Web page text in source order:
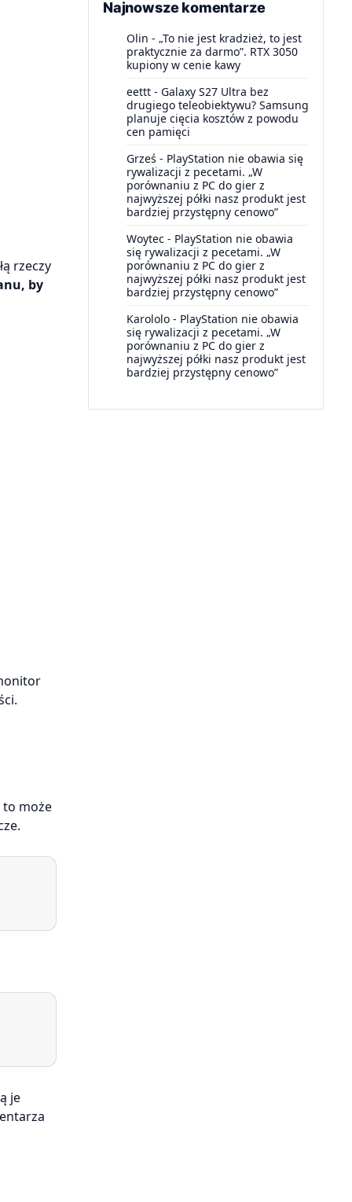
rzeczy
by
to może
je
Najnowsze komentarze
Olin - „To nie jest kradzież, to jest
praktycznie za darmo”. RTX 3050
kupiony w cenie kawy
eettt - Galaxy S27 Ultra bez
drugiego teleobiektywu? Samsung
planuje cięcia kosztów z powodu
cen pamięci
Grześ - PlayStation nie obawia się
rywalizacji z pecetami. „W
porównaniu z PC do gier z
najwyższej półki nasz produkt jest
bardziej przystępny cenowo”
Woytec - PlayStation nie obawia
się rywalizacji z pecetami. „W
porównaniu z PC do gier z
najwyższej półki nasz produkt jest
bardziej przystępny cenowo”
Karololo - PlayStation nie obawia
się rywalizacji z pecetami. „W
porównaniu z PC do gier z
najwyższej półki nasz produkt jest
bardziej przystępny cenowo”